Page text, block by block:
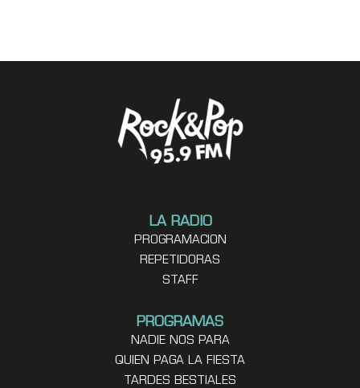
LA RADIO
PROGRAMACION
REPETIDORAS
STAFF
PROGRAMAS
NADIE NOS PARA
QUIEN PAGA LA FIESTA
TARDES BESTIALES